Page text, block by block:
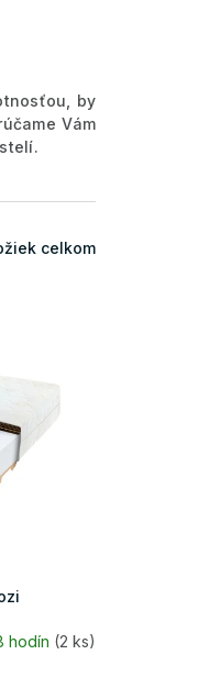
by
Vám
celkom
hodín (2 ks)